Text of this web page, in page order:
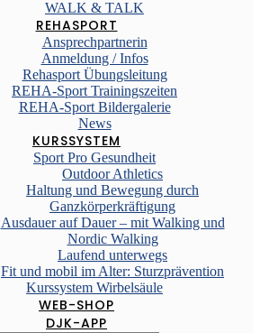
WALK & TALK
REHASPORT
Ansprechpartnerin
Anmeldung / Infos
Rehasport Übungsleitung
REHA-Sport Trainingszeiten
REHA-Sport Bildergalerie
News
KURSSYSTEM
Sport Pro Gesundheit
Outdoor Athletics
Haltung und Bewegung durch
Ganzkörperkräftigung
Ausdauer auf Dauer – mit Walking und
Nordic Walking
Laufend unterwegs
Fit und mobil im Alter: Sturzprävention
Kurssystem Wirbelsäule
WEB-SHOP
DJK-APP